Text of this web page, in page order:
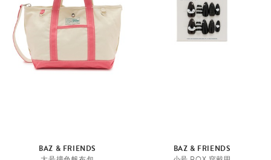
BAZ & FRIENDS
BAZ & FRIENDS